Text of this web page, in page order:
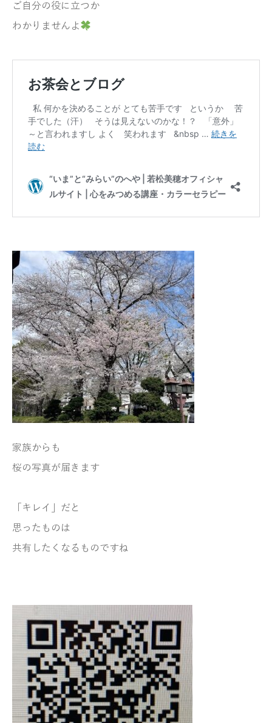
ご自分の役に立つか
わかりませんよ
家族からも
桜の写真が届きます
「キレイ」だと
思ったものは
共有したくなるものですね